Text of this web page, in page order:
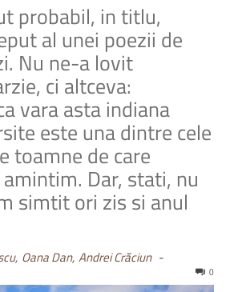
probabil, in titlu,
al unei poezii de
Nu ne-a lovit
ci altceva:
vara asta indiana
este una dintre cele
toamne de care
Dar, stati, nu
simtit ori zis si anul
Oana Dan, Andrei Crăciun -
0